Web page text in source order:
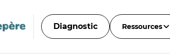
Diagnostic Ressources